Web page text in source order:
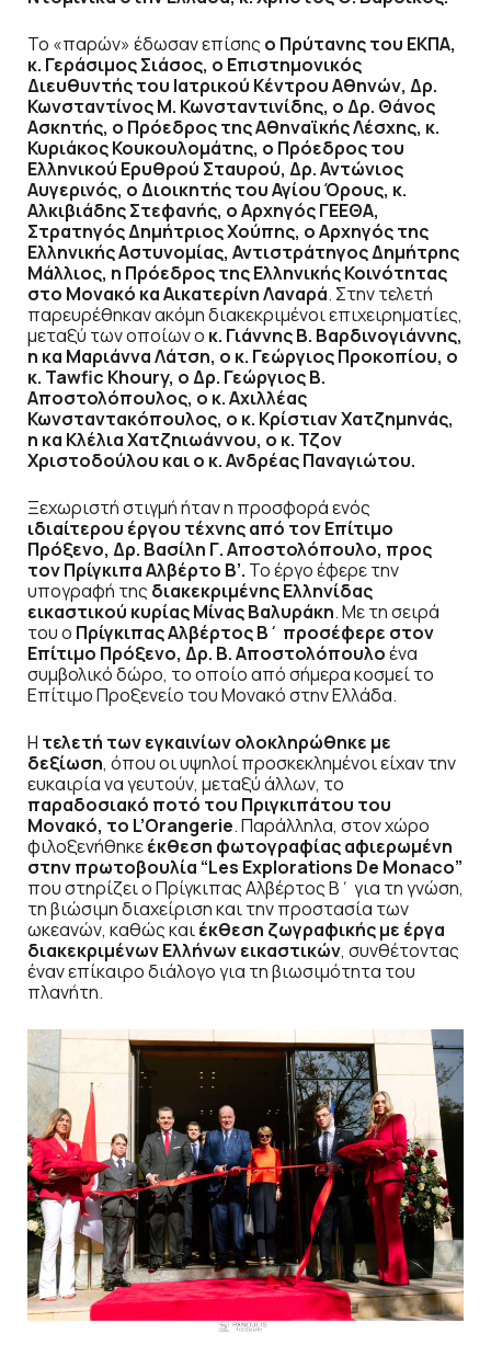
Το «παρών» έδωσαν επίσης ο Πρύτανης του ΕΚΠΑ,
κ. Γεράσιμος Σιάσος, ο Επιστημονικός
Διευθυντής του Ιατρικού Κέντρου Αθηνών, Δρ.
Κωνσταντίνος Μ. Κωνσταντινίδης, ο Δρ. Θάνος
Ασκητής, ο Πρόεδρος της Αθηναϊκής Λέσχης, κ.
Κυριάκος Κουκουλομάτης, ο Πρόεδρος του
Ελληνικού Ερυθρού Σταυρού, Δρ. Αντώνιος
Αυγερινός, ο Διοικητής του Αγίου Όρους, κ.
Αλκιβιάδης Στεφανής, ο Αρχηγός ΓΕΕΘΑ,
Στρατηγός Δημήτριος Χούπης, ο Αρχηγός της
Ελληνικής Αστυνομίας, Αντιστράτηγος Δημήτρης
Μάλλιος, η Πρόεδρος της Ελληνικής Κοινότητας
στο Μονακό κα Αικατερίνη Λαναρά. Στην τελετή
παρευρέθηκαν ακόμη διακεκριμένοι επιχειρηματίες,
μεταξύ των οποίων ο κ. Γιάννης Β. Βαρδινογιάννης,
η κα Μαριάννα Λάτση, ο κ. Γεώργιος Προκοπίου, ο
κ. Tawfic Khoury, oΔρ. Γεώργιος Β.
Αποστολόπουλος, ο κ. Αχιλλέας
Κωνσταντακόπουλος, ο κ. Κρίστιαν Χατζημηνάς,
η κα Κλέλια Χατζηιωάννου, ο κ. Τζον
Χριστοδούλου και ο κ. Ανδρέας Παναγιώτου.
Ξεχωριστή στιγμή ήταν η προσφορά ενός
ιδιαίτερου έργου τέχνης από τον Επίτιμο
Πρόξενο, Δρ. Βασίλη Γ. Αποστολόπουλο, προς
τον Πρίγκιπα Αλβέρτο Β’. Το έργο έφερε την
υπογραφή της διακεκριμένης Ελληνίδας
εικαστικού κυρίας Μίνας Βαλυράκη. Με τη σειρά
του ο Πρίγκιπας Αλβέρτος Β΄ προσέφερε στον
Επίτιμο Πρόξενο, Δρ. Β. Αποστολόπουλοένα
συμβολικό δώρο, το οποίο από σήμερα κοσμεί το
Επίτιμο Προξενείο του Μονακό στην Ελλάδα.
Η τελετή των εγκαινίωνολοκληρώθηκε με
δεξίωση, όπου οι υψηλοί προσκεκλημένοι είχαν την
ευκαιρία να γευτούν, μεταξύ άλλων, το
παραδοσιακό ποτό του Πριγκιπάτου του
Μονακό, το L’Orangerie. Παράλληλα, στον χώρο
φιλοξενήθηκεέκθεση φωτογραφίας αφιερωμένη
στην πρωτοβουλία “Les Explorations De Monaco”
που στηρίζει ο Πρίγκιπας Αλβέρτος Β΄ για τη γνώση,
τη βιώσιμη διαχείριση και την προστασία των
ωκεανών, καθώς καιέκθεση ζωγραφικής με έργα
διακεκριμένων Ελλήνων εικαστικών, συνθέτοντας
έναν επίκαιρο διάλογο για τη βιωσιμότητα του
πλανήτη.